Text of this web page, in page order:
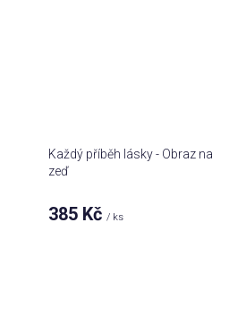
Každý příběh lásky - Obraz na
zeď
385 Kč/ ks